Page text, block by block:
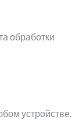
обработки
устройстве.